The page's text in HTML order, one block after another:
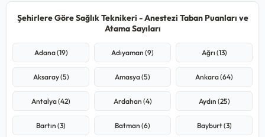
Şehirlere Göre Sağlık Teknikeri - Anestezi Taban Puanları ve
Atama Sayıları
Adana (19) Adıyaman (9) Ağrı (13)
Aksaray (5) Amasya (5) Ankara (64)
Antalya (42) Ardahan (4) Aydın (25)
Bartın (3) Batman (6) Bayburt (3)